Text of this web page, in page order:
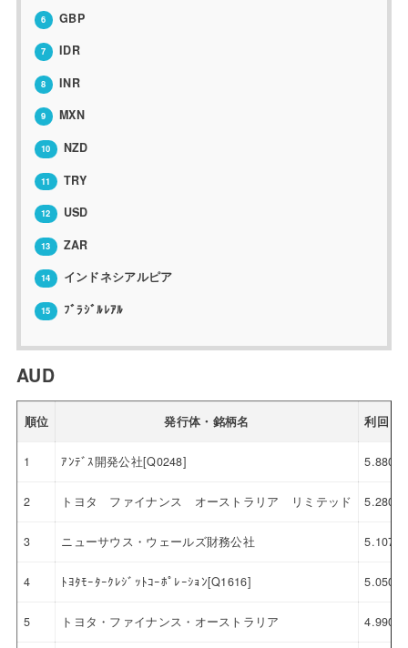
6 GBP
7 IDR
8 INR
9 MXN
10 NZD
11 TRY
12 USD
13 ZAR
14 インドネシアルピア
15 ﾌﾞﾗｼﾞﾙﾚｱﾙ
AUD
順位 発行体・銘柄名 利回り
1 ｱﾝﾃﾞｽ開発公社[Q0248] 5.880
2 トヨタ ファイナンス オーストラリア リミテッド 5.280
3 ニューサウス・ウェールズ財務公社 5.107
4 ﾄﾖﾀﾓｰﾀｰｸﾚｼﾞｯﾄｺｰﾎﾟﾚｰｼｮﾝ[Q1616] 5.050
5 トヨタ・ファイナンス・オーストラリア 4.990